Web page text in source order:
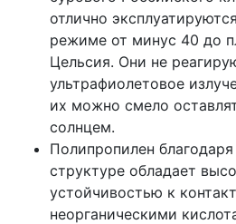
отлично
режиме от минус 40 до
Цельсия. Они не
ультрафиолетовое
их можно смело
солнцем.
Полипропилен
структуре обладает
устойчивостью к
неорганическими